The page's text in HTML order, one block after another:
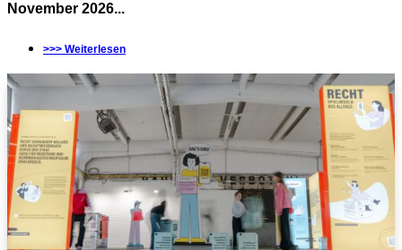
November 2026...
>>> Weiterlesen